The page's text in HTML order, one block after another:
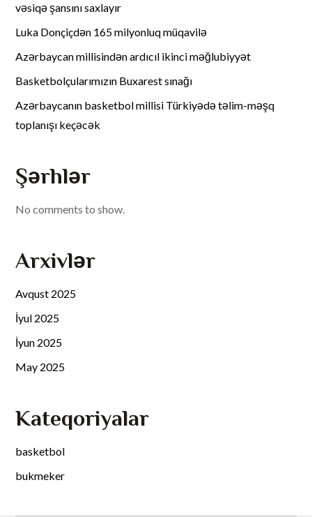
vəsiqə şansını saxlayır
Luka Donçiçdən 165 milyonluq müqavilə
Azərbaycan millisindən ardıcıl ikinci məğlubiyyət
Basketbolçularımızın Buxarest sınağı
Azərbaycanın basketbol millisi Türkiyədə təlim-məşq
toplanışı keçəcək
Şərhlər
No comments to show.
Arxivlər
Avqust 2025
İyul 2025
İyun 2025
May 2025
Kateqoriyalar
basketbol
bukmeker